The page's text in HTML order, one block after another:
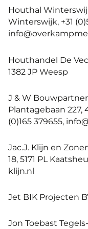
Houthal
Winterswijk, +31
Houthandel De
1382 JP Weesp
J & W
Plantagebaan 227,
(0)165 379655,
Jac.J. Klijn en
18, 5171 PL
klijn.nl
Jet BIK Projecten
Jon Toebast